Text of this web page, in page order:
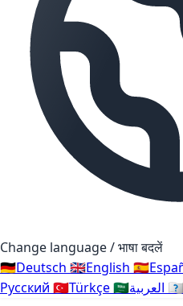
Change language / भाषा बदलें
🇩🇪Deutsch 🇬🇧English 🇪🇸
Русский 🇹🇷Türkçe🇸🇦 🇰🇷